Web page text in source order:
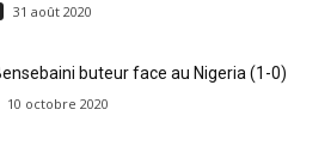
31 août 2020
buteur face au Nigeria (1-0)
10 octobre 2020